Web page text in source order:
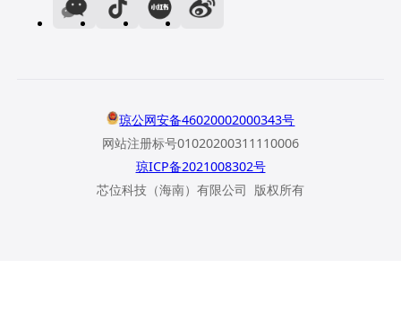
琼公网安备46020002000343号
网站注册标号01020200311110006
琼ICP备2021008302号
芯位科技（海南）有限公司 版权所有